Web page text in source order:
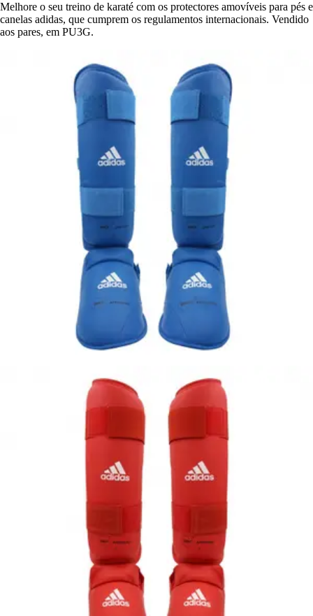
Melhore o seu treino de karaté com os protectores amovíveis para pés e
canelas adidas, que cumprem os regulamentos internacionais. Vendido
aos pares, em PU3G.